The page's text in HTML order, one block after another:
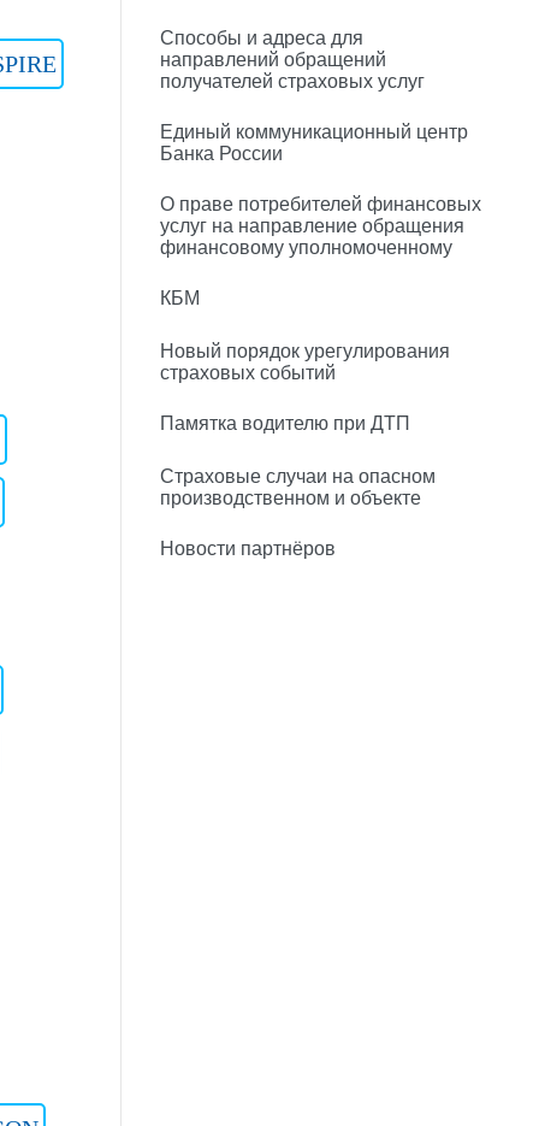
Способы и адреса для
направлений обращений
получателей страховых услуг
Единый коммуникационный центр
Банка России
О праве потребителей финансовых
услуг на направление обращения
финансовому уполномоченному
КБМ
Новый порядок урегулирования
страховых событий
Памятка водителю при ДТП
Страховые случаи на опасном
производственном и объекте
Новости партнёров